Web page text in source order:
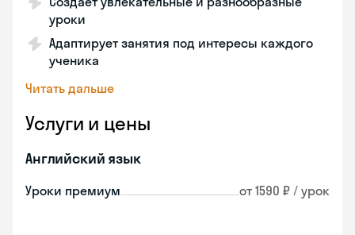
уроки
Адаптирует занятия под интересы каждого
ученика
Читать дальше
Услуги и цены
Английский язык
Уроки премиум от 1590 ₽ / урок